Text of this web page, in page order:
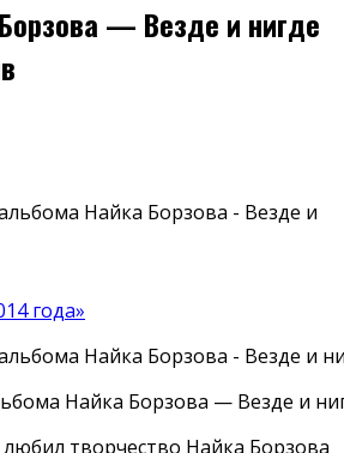
— Везде и нигде
года»
Найка Борзова — Везде и
творчество Найка Борзова